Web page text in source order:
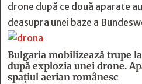
drone după ce două aparate
deasupra unei baze a
Bulgaria mobilizează trupe
după explozia unei drone.
spațiul aerian românesc